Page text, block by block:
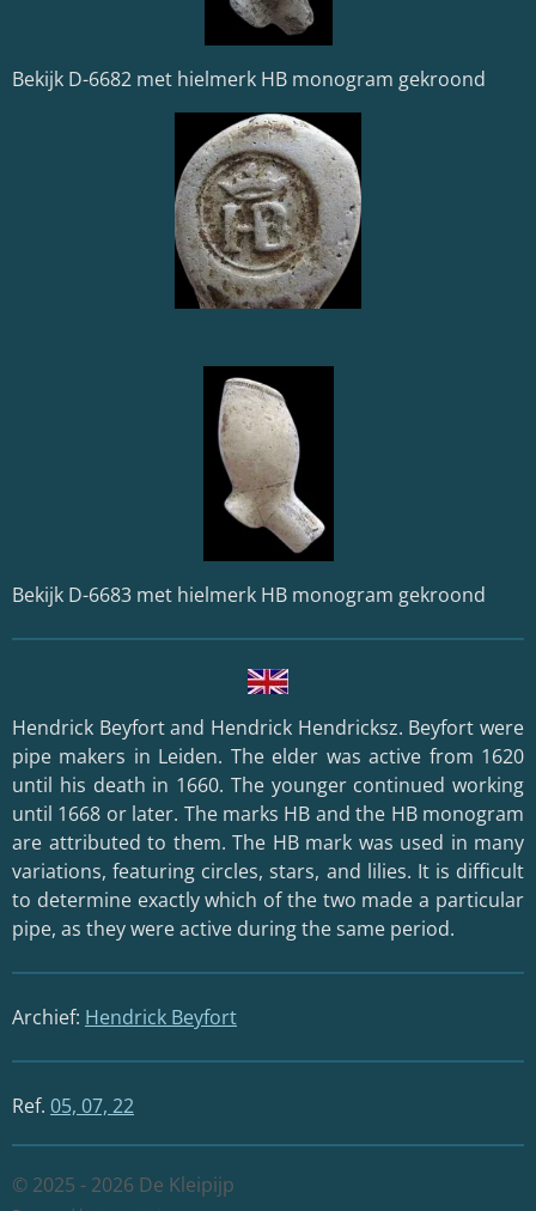
Bekijk D-6682 met hielmerk HB monogram gekroond
Bekijk D-6683 met hielmerk HB monogram gekroond
Hendrick Beyfort and Hendrick Hendricksz. Beyfort were
pipe makers in Leiden. The elder was active from 1620
until his death in 1660. The younger continued working
until 1668 or later. The marks HB and the HB monogram
are attributed to them. The HB mark was used in many
variations, featuring circles, stars, and lilies. It is difficult
to determine exactly which of the two made a particular
pipe, as they were active during the same period.
Archief: Hendrick Beyfort
Ref. 05, 07, 22
© 2025 - 2026 De Kleipijp